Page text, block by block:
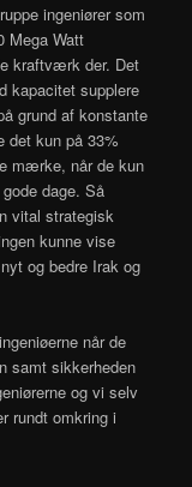
ingeniører som
Mega Watt
kraftværk der. Det
kapacitet supplere
grund af konstante
det kun på 33%
mærke, når de kun
dage. Så
vital strategisk
kunne vise
og bedre Irak og
når de
samt sikkerheden
og vi selv
rundt omkring i